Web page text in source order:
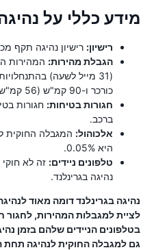
מידע כללי על
רישיון: רישיון נהיגה תקף
הגבלת מהירות:
כורכר ו-90 קמ"ש (56 קמ"ש) ) בכבישים סלולים.
חגורות בטיחות: חגורות
ברכב.
אלכוהול: המגבלה החוקית
היא 0.05%.
טלפונים ניידים: זה לא
נהיגה בגרינלנד.
נהיגה בגרינלנד דומה מאוד
לציית למגבלות המהירות, לחגור
בטלפונים הניידים שלהם בזמן
גם למגבלה החוקית לנהיגה תחת